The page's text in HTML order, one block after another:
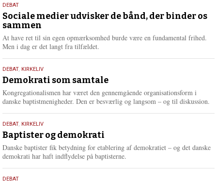
18.
maj
2026
DEBAT
Sociale medier udvisker de bånd, der binder os
sammen
At have ret til sin egen opmærksomhed burde være en fundamental frihed.
Men i dag er det langt fra tilfældet.
18.
maj
2026
DEBAT, KIRKELIV
Demokrati som samtale
Kongregationalismen har været den gennemgående organisationsform i
danske baptistmenigheder. Den er besværlig og langsom – og til diskussion.
18.
maj
2026
DEBAT, KIRKELIV
Baptister og demokrati
Danske baptister fik betydning for etablering af demokratiet – og det danske
demokrati har haft indflydelse på baptisterne.
18.
DEBAT